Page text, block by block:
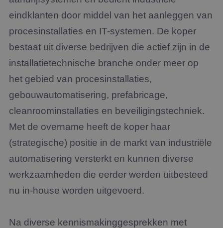
eindklanten door middel van het aanleggen van
procesinstallaties en IT-systemen. De koper
bestaat uit diverse bedrijven die actief zijn in de
installatietechnische branche onder meer op
het gebied van procesinstallaties,
gebouwautomatisering, prefabricage,
cleanroominstallaties en beveiligingstechniek.
Met de overname heeft de koper haar
(strategische) positie in de markt van industriële
automatisering versterkt en kunnen diverse
werkzaamheden die eerder werden uitbesteed
nu in-house worden uitgevoerd.
Na diverse kennismakinggesprekken met